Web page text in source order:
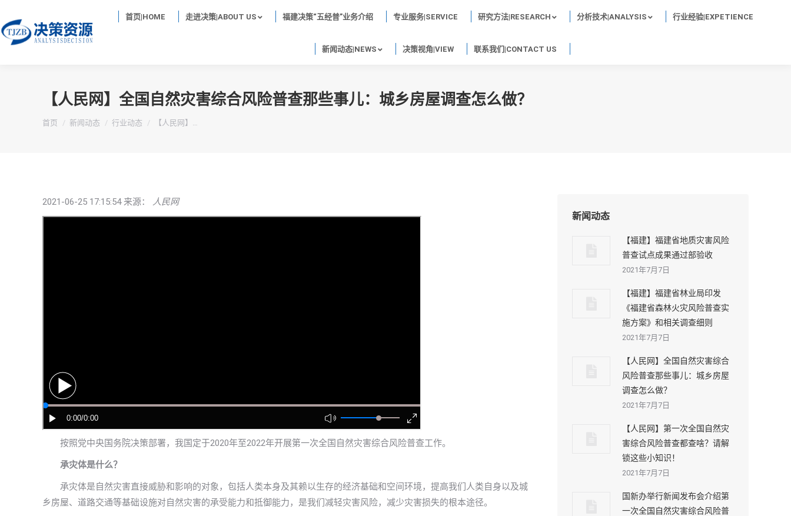
首页|HOME 走进决策|ABOUT US 福建决策“五经普”业务介绍 专业服务|SERVICE 研究方法|RESEARCH 分析技术|ANALYSIS 行业经验|EXPETIENCE
新闻动态|NEWS 决策视角|VIEW 联系我们|CONTACT US
【人民网】全国自然灾害综合风险普查那些事儿：城乡房屋调查怎么做？
你在这里：
首页 新闻动态 行业动态 【人民网】…
2021-06-25 17:15:54 来源： 人民网
按照党中央国务院决策部署，我国定于2020年至2022年开展第一次全国自然灾害综合风险普查工作。
承灾体是什么？
承灾体是自然灾害直接威胁和影响的对象，包括人类本身及其赖以生存的经济基础和空间环境，提高我们人类自身以及城
乡房屋、道路交通等基础设施对自然灾害的承受能力和抵御能力，是我们减轻灾害风险，减少灾害损失的根本途径。
新闻动态
【福建】福建省地质灾害风险
普查试点成果通过部验收
2021年7月7日
【福建】福建省林业局印发
《福建省森林火灾风险普查实
施方案》和相关调查细则
2021年7月7日
【人民网】全国自然灾害综合
风险普查那些事儿：城乡房屋
调查怎么做？
2021年7月7日
【人民网】第一次全国自然灾
害综合风险普查都查啥？请解
锁这些小知识！
2021年7月7日
国新办举行新闻发布会介绍第
一次全国自然灾害综合风险普